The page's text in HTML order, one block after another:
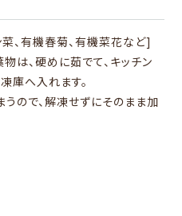
、有機春菊、有機菜花など]
は、硬めに茹でて、キッチン
庫へ入れます。
ので、解凍せずにそのまま加